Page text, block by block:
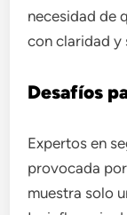
necesidad de
con claridad y
Desafíos
Expertos en
provocada
muestra solo